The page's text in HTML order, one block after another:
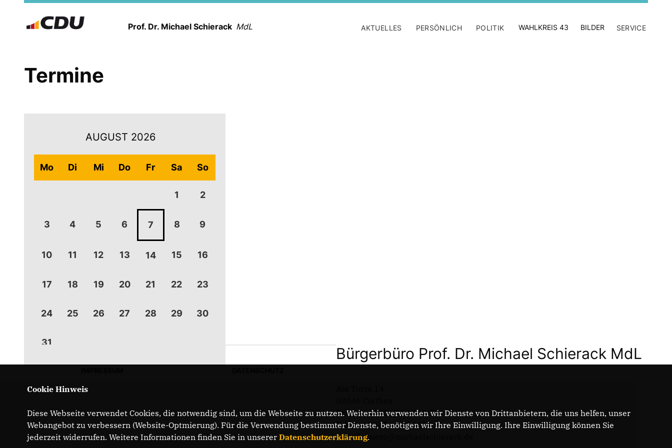
Prof. Dr. Michael Schierack MdL AKTUELLES PERSÖNLICH POLITIK WAHLKREIS 43 BILDER SERVICE
Termine
AUGUST 2026
Mo Di Mi Do Fr Sa So
1 2
3 4 5 6 7 8 9
10 11 12 13 14 15 16
17 18 19 20 21 22 23
24 25 26 27 28 29 30
31
Bürgerbüro Prof. Dr. Michael Schierack MdL
Telefon: 0355 / 289 162 38
Telefax: 0355 / 289 162 39
E-Mail: buero@michaelschierack.de
Cookie Hinweis
Diese Webseite verwendet Cookies, die notwendig sind, um die Webseite zu nutzen. Weiterhin verwenden wir Dienste von Drittanbietern, die uns helfen, unser
Webangebot zu verbessern (Website-Optmierung). Für die Verwendung bestimmter Dienste, benötigen wir Ihre Einwilligung. Ihre Einwilligung können Sie
jederzeit widerrufen. Weitere Informationen finden Sie in unserer Datenschutzerklärung.